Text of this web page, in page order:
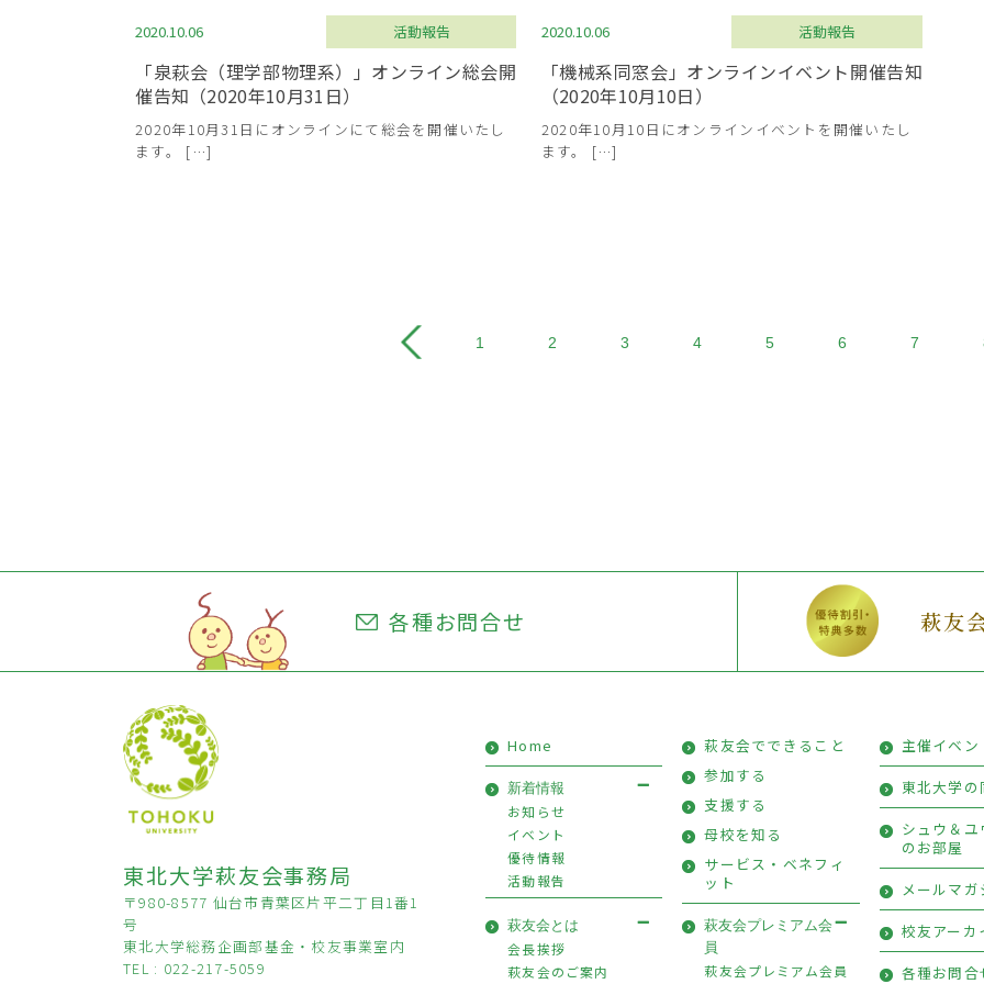
2020.10.06 活動報告
「泉萩会（理学部物理系）」オンライン総会開
催告知（2020年10月31日）
2020年10月31日にオンラインにて総会を開催いたし
ます。 […]
2020.10.06 活動報告
「機械系同窓会」オンラインイベント開催告知
（2020年10月10日）
2020年10月10日にオンラインイベントを開催いたし
ます。 […]
1 2 3 4 5 6 7
各種お問合せ 萩友
東北大学萩友会事務局
〒980-8577 仙台市青葉区片平二丁目1番1
号
東北大学総務企画部基金・校友事業室内
TEL : 022-217-5059
Home
新着情報
お知らせ
イベント
優待情報
活動報告
萩友会とは
会長挨拶
萩友会のご案内
萩友会でできること
参加する
支援する
母校を知る
サービス・ベネフィ
ット
萩友会プレミアム会
員
萩友会プレミアム会員
主催イベン
東北大学
シュウ＆
のお部屋
メールマ
校友アーカ
各種お問合